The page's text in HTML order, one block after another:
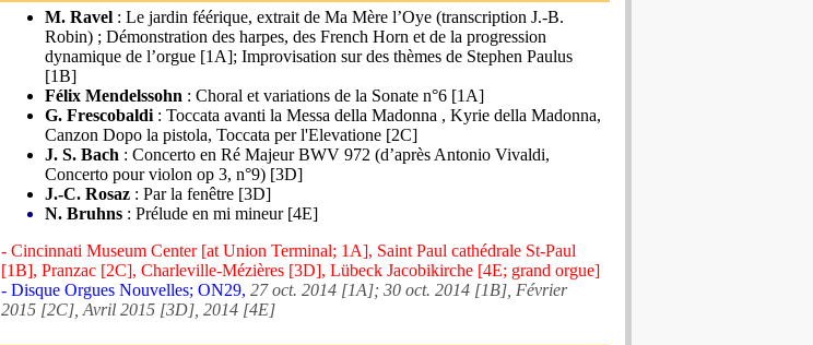
M. Ravel : Le jardin féérique, extrait de Ma Mère l’Oye (transcription J.-B.
Robin) ; Démonstration des harpes, des French Horn et de la progression
dynamique de l’orgue [1A]; Improvisation sur des thèmes de Stephen Paulus
[1B]
Félix Mendelssohn : Choral et variations de la Sonate n°6 [1A]
G. Frescobaldi : Toccata avanti la Messa della Madonna , Kyrie della Madonna,
Canzon Dopo la pistola, Toccata per l'Elevatione [2C]
J. S. Bach : Concerto en Ré Majeur BWV 972 (d’après Antonio Vivaldi,
Concerto pour violon op 3, n°9) [3D]
J.-C. Rosaz : Par la fenêtre [3D]
N. Bruhns : Prélude en mi mineur [4E]
- Cincinnati Museum Center [at Union Terminal; 1A], Saint Paul cathédrale St-Paul
[1B], Pranzac [2C], Charleville-Mézières [3D], Lübeck Jacobikirche [4E; grand orgue]
- Disque Orgues Nouvelles; ON29, 27 oct. 2014 [1A]; 30 oct. 2014 [1B], Février
2015 [2C], Avril 2015 [3D], 2014 [4E]